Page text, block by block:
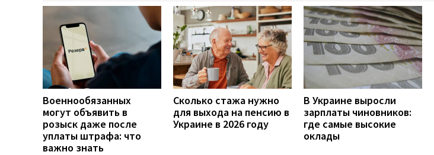
Военнообязанных
могут объявить в
розыск даже после
уплаты штрафа: что
важно знать
Сколько стажа нужно
для выхода на пенсию в
Украине в 2026 году
В Украине выросли
зарплаты чиновников:
где самые высокие
оклады